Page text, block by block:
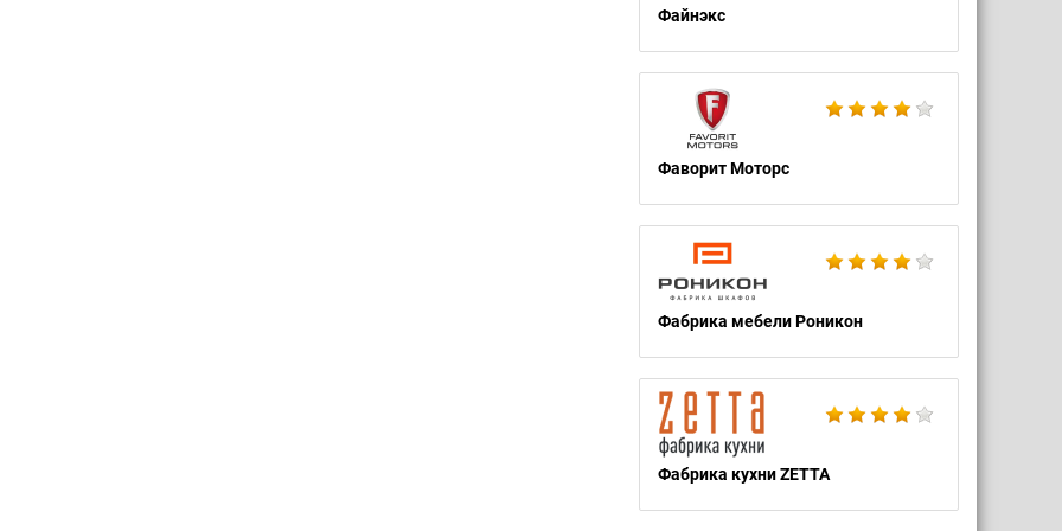
Файнэкс
Фаворит Моторс
Фабрика мебели Роникон
Фабрика кухни ZETTA